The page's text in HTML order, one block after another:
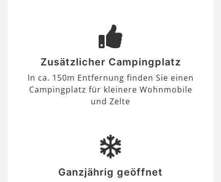
Zusätzlicher Campingplatz
In ca. 150m Entfernung finden Sie einen
Campingplatz für kleinere Wohnmobile
und Zelte
Ganzjährig geöffnet